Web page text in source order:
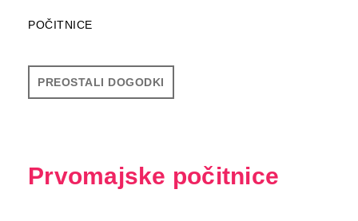
Prvomajske počitnice
POČITNICE
PREOSTALI DOGODKI